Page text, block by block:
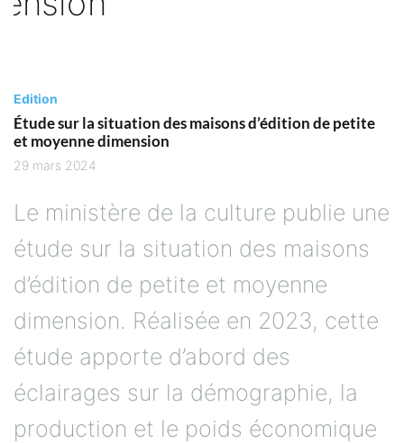
Edition
Étude sur la situation des maisons d’édition de petite
et moyenne dimension
29 mars 2024
Le ministère de la culture publie une
étude sur la situation des maisons
d’édition de petite et moyenne
dimension. Réalisée en 2023, cette
étude apporte d’abord des
éclairages sur la démographie, la
production et le poids économique